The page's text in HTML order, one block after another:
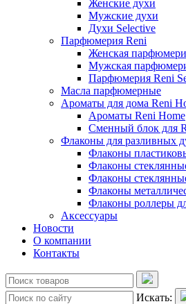
Женские духи
Мужские духи
Духи Selective
Парфюмерия Reni
Женская
Мужская
Парфюмерия Reni
Масла парфюмерные
Ароматы для дома Reni
Ароматы Reni Home
Сменный блок для
Флаконы для разливных
Флаконы
Флаконы
Флаконы
Флаконы
Флаконы роллеры
Аксессуары
Новости
О компании
Контакты
Искать: